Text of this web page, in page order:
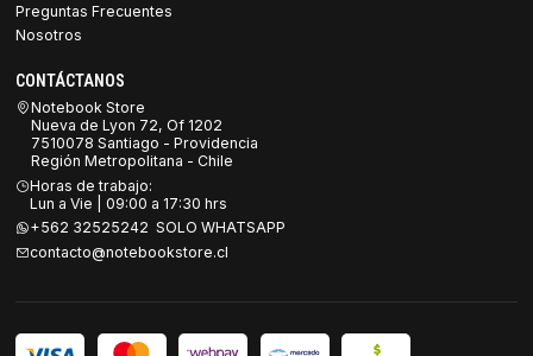
Preguntas Frecuentes
Nosotros
CONTÁCTANOS
Notebook Store
Nueva de Lyon 72, Of 1202
7510078 Santiago - Providencia
Región Metropolitana - Chile
Horas de trabajo:
Lun a Vie | 09:00 a 17:30 hrs
+562 32525242 SOLO WHATSAPP
contacto@notebookstore.cl